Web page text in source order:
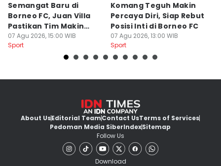
Semangat Baru di
Borneo FC, Juan Villa
Pastikan Tim Makin
Kompak
07 Agu 2026, 15:00 WIB
Sport
Komang Teguh Makin
Percaya Diri, Siap Rebut
Posisi Inti di Borneo FC
07 Agu 2026, 13:00 WIB
Sport
About UsEditorial TeamContact UsTerms of Services
Pedoman Media SiberIndexSitemap
Follow Us
Download